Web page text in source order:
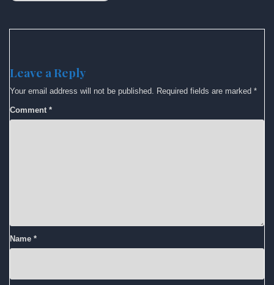
Leave a Reply
Your email address will not be published. Required fields are marked *
Comment *
Name *